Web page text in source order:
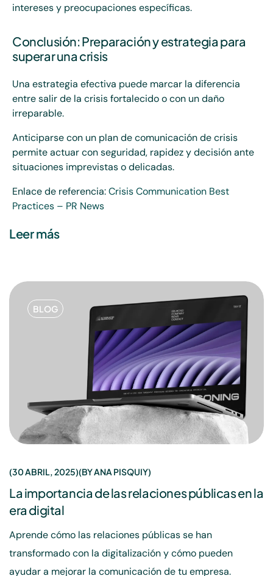
intereses y preocupaciones específicas.
Conclusión: Preparación y estrategia para
superar una crisis
Una estrategia efectiva puede marcar la diferencia
entre salir de la crisis fortalecido o con un daño
irreparable.
Anticiparse con un plan de comunicación de crisis
permite actuar con seguridad, rapidez y decisión ante
situaciones imprevistas o delicadas.
Enlace de referencia:Crisis Communication Best
Practices – PR News
Leer más
BLOG
30 ABRIL, 2025 BYANA PISQUIY
La importancia de las relaciones públicas en la
era digital
Aprende cómo las relaciones públicas se han
transformado con la digitalización y cómo pueden
ayudar a mejorar la comunicación de tu empresa.